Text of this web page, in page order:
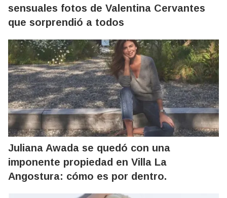
sensuales fotos de Valentina Cervantes
que sorprendió a todos
Juliana Awada se quedó con una
imponente propiedad en Villa La
Angostura: cómo es por dentro.